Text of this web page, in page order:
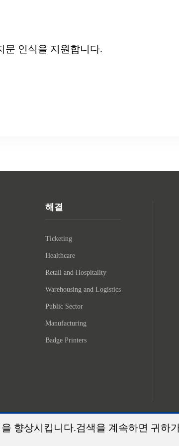
문 인식을 지원합니다.
향상시킵니다.검색을 계속하면 귀하
해결
Ticketing
Healthcare
Retail and Hospitality
Warehousing and Logistics
Public Sector
Manufacturing
Badge Printers